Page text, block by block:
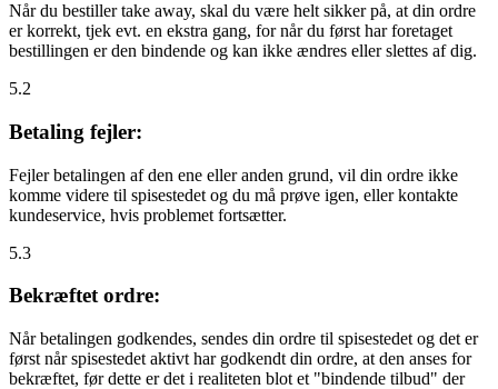
Når du bestiller take away, skal du være helt sikker på, at din ordre
er korrekt, tjek evt. en ekstra gang, for når du først har foretaget
bestillingen er den bindende og kan ikke ændres eller slettes af dig.
5.2
Betaling fejler:
Fejler betalingen af den ene eller anden grund, vil din ordre ikke
komme videre til spisestedet og du må prøve igen, eller kontakte
kundeservice, hvis problemet fortsætter.
5.3
Bekræftet ordre:
Når betalingen godkendes, sendes din ordre til spisestedet og det er
først når spisestedet aktivt har godkendt din ordre, at den anses for
bekræftet, før dette er det i realiteten blot et "bindende tilbud" der